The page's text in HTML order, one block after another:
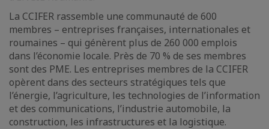
La CCIFER rassemble une communauté de 600
membres – entreprises françaises, internationales et
roumaines – qui génèrent plus de 260 000 emplois
dans l’économie locale. Près de 70 % de ses membres
sont des PME. Les entreprises membres de la CCIFER
opèrent dans des secteurs stratégiques tels que
l’énergie, l’agriculture, les technologies de l’information
et des communications, l’industrie automobile, la
construction, les infrastructures et la logistique.